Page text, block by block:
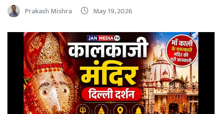
Prakash Mishra May 19, 2026